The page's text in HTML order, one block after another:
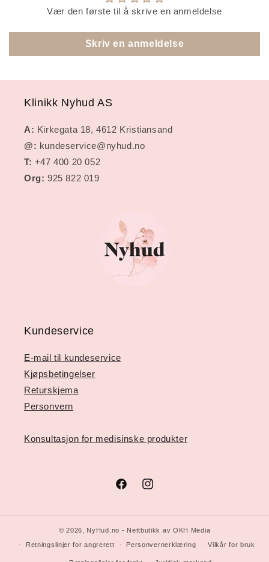
Vær den første til å skrive en anmeldelse
Skriv en anmeldelse
Klinikk Nyhud AS
A: Kirkegata 18, 4612 Kristiansand
@: kundeservice@nyhud.no
T: +47 400 20 052
Org: 925 822 019
Kundeservice
E-mail til kundeservice
Kjøpsbetingelser
Returskjema
Personvern
Konsultasjon for medisinske produkter
FacebookInstagram
© 2026, NyHud.no - Nettbutikk av OKH Media
Retningslinjer for angrerett
Personvernerklæring Vilkår for bruk